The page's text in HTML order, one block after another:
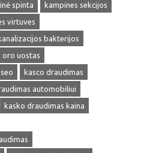
spinta
kampines sekcijos
virtuves
bakterijos
oro uostas
kasco draudimas
automobiliui
kasko draudimas kaina